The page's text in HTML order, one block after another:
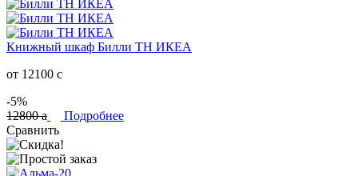
Книжный шкаф Билли ТН ИКЕА
от 12100 c
-5%
12800a
Подробнее
Сравнить